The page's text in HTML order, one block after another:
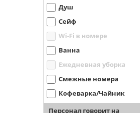
Душ
Сейф
Wi-Fi в номере
Ванна
Ежедневная уборка
Смежные номера
Кофеварка/Чайник
Персонал говорит на